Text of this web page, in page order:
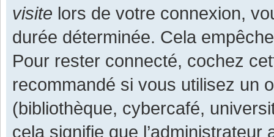
visite lors de votre connexion,
durée déterminée. Cela
Pour rester connecté, cochez
recommandé si vous utilisez un
(bibliothèque, cybercafé,
cela signifie que